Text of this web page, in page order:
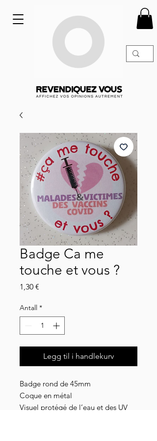
Badge Ca me
touche et vous ?
1,30 €
Antall *
Legg til i handlekurv
Badge rond de 45mm
Coque en métal
Visuel protégé de l’eau et des UV